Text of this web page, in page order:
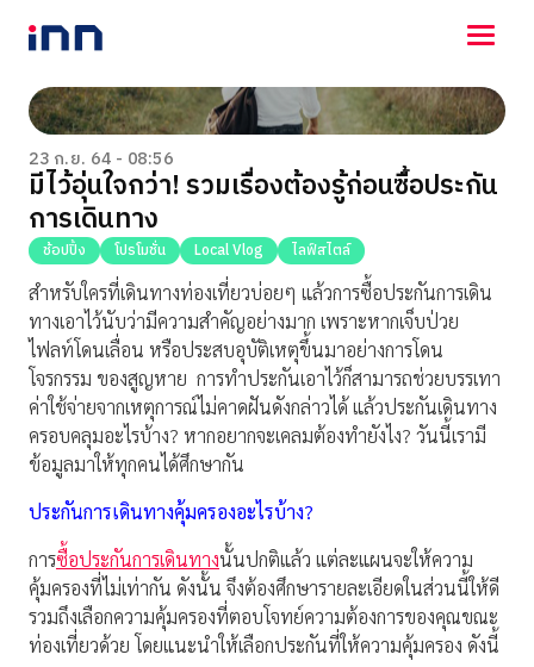
NEWS
ENTERTAINMENT
LIFESTYLE
HOROSCOPE
LOTTERY
VIDEO
ร่วมด้วยช่วยกัน
23 ก.ย. 64 - 08:56
มีไว้อุ่นใจกว่า! รวมเรื่องต้องรู้ก่อนซื้อประกัน
การเดินทาง
ช้อปปิ้ง โปรโมชั่น Local Vlog ไลฟ์สไตล์
สำหรับใครที่เดินทางท่องเที่ยวบ่อยๆ แล้วการซื้อประกันการเดิน
ทางเอาไว้นับว่ามีความสำคัญอย่างมาก เพราะหากเจ็บป่วย
ไฟลท์โดนเลื่อน หรือประสบอุบัติเหตุขึ้นมาอย่างการโดน
โจรกรรม ของสูญหาย การทำประกันเอาไว้ก็สามารถช่วยบรรเทา
ค่าใช้จ่ายจากเหตุการณ์ไม่คาดฝันดังกล่าวได้ แล้วประกันเดินทาง
ครอบคลุมอะไรบ้าง? หากอยากจะเคลมต้องทำยังไง? วันนี้เรามี
ข้อมูลมาให้ทุกคนได้ศึกษากัน
ประกันการเดินทางคุ้มครองอะไรบ้าง?
การซื้อประกันการเดินทางนั้นปกติแล้ว แต่ละแผนจะให้ความ
คุ้มครองที่ไม่เท่ากัน ดังนั้น จึงต้องศึกษารายละเอียดในส่วนนี้ให้ดี
รวมถึงเลือกความคุ้มครองที่ตอบโจทย์ความต้องการของคุณขณะ
ท่องเที่ยวด้วย โดยแนะนำให้เลือกประกันที่ให้ความคุ้มครอง ดังนี้